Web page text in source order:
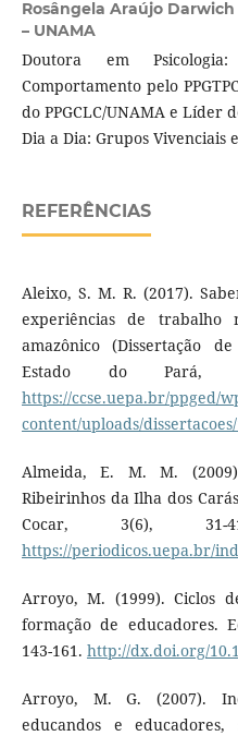
Rosângela Araújo Darwich
– UNAMA
Doutora em
Comportamento pelo
do PPGCLC/UNAMA e Líder
Dia a Dia: Grupos Vivenciais
REFERÊNCIAS
Aleixo, S. M. R. (2017).
experiências de
amazônico (Dissertação
Estado do Pará,
https://ccse.uepa.br/ppged/
content/uploads/
Almeida, E. M. M.
Ribeirinhos da Ilha dos
Cocar, 3(6), 31-
https://periodicos.uepa.br/
Arroyo, M. (1999). Ciclos
formação de educadores.
143-161. http://dx.doi.org/
Arroyo, M. G. (2007).
educandos e